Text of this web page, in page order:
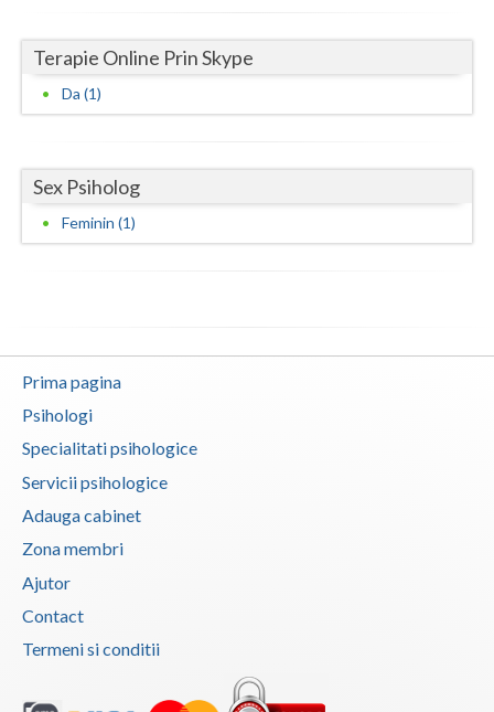
Hunedoara
Ialomita
Ilfov
Maramures
Neamt
Olt
Prahova
Salaj
Satu-Mare
Sibiu
Suceava
Terapie Online Prin Skype
Da (1)
Sex Psiholog
Feminin (1)
Prima pagina
Psihologi
Specialitati psihologice
Servicii psihologice
Adauga cabinet
Zona membri
Ajutor
Contact
Termeni si conditii